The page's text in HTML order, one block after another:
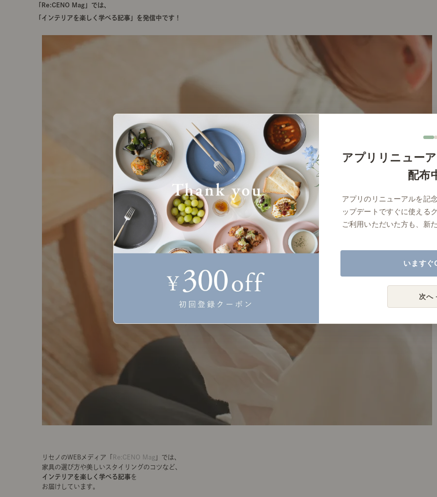
「Re:CENO Mag」では、
「インテリアを楽しく学べる記事」を発信中です！
リセノのWEBメディア「 Re:CENO Mag 」では、
家具の選び方や美しいスタイリングのコツなど、
インテリアを楽しく学べる記事を
お届けしています。
アプリリニュー
配布
アプリのリニューアルを記
ップデートですぐに使える
ご利用いただいた方も、新
いますぐ
次へ